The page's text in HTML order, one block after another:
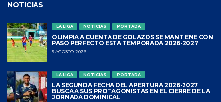
NOTICIAS
LA LIGA NOTICIAS PORTADA
OLIMPIA A CUENTA DE GOLAZOS SE MANTIENE CON
PASO PERFECTO ESTA TEMPORADA 2026-2027
9 AGOSTO, 2026
LA LIGA NOTICIAS PORTADA
LA SEGUNDA FECHA DEL APERTURA 2026-2027
BUSCA A SUS PROTAGONISTAS EN EL CIERRE DE LA
JORNADA DOMINICAL